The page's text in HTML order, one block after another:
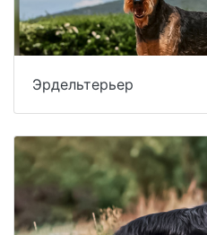
Эрдельтерьер